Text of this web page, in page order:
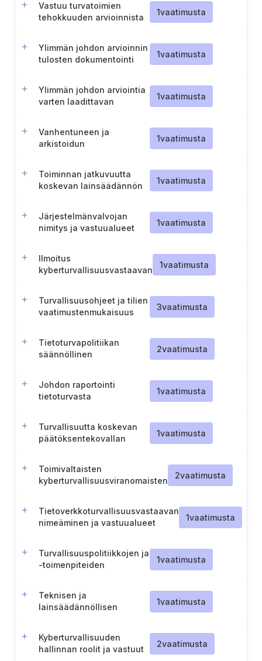
Vastuu turvatoimien
tehokkuuden arvioinnista
1vaatimusta
Ylimmän johdon arvioinnin
tulosten dokumentointi
1vaatimusta
Ylimmän johdon arviointia
varten laadittavan
1vaatimusta
Vanhentuneen ja
arkistoidun
1vaatimusta
Toiminnan jatkuvuutta
koskevan lainsäädännön
1vaatimusta
Järjestelmänvalvojan
nimitys ja vastuualueet
1vaatimusta
Ilmoitus
kyberturvallisuusvastaavan
1vaatimusta
Turvallisuusohjeet ja tilien
vaatimustenmukaisuus
3vaatimusta
Tietoturvapolitiikan
säännöllinen
2vaatimusta
Johdon raportointi
tietoturvasta
1vaatimusta
Turvallisuutta koskevan
päätöksentekovallan
1vaatimusta
Toimivaltaisten
kyberturvallisuusviranomaisten
2vaatimusta
Tietoverkkoturvallisuusvastaavan
nimeäminen ja vastuualueet
1vaatimusta
Turvallisuuspolitiikkojen ja
-toimenpiteiden
1vaatimusta
Teknisen ja
lainsäädännöllisen
1vaatimusta
Kyberturvallisuuden
hallinnan roolit ja vastuut
2vaatimusta